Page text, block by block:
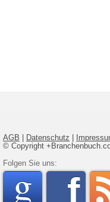
AGB Datenschutz
© Copyright
Folgen Sie uns: